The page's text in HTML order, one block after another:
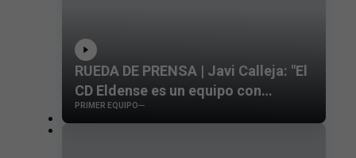
RUEDA DE PRENSA | Javi Calleja: "El
CD Eldense es un equipo con
jugadores contrastados"
PRIMER EQUIPO